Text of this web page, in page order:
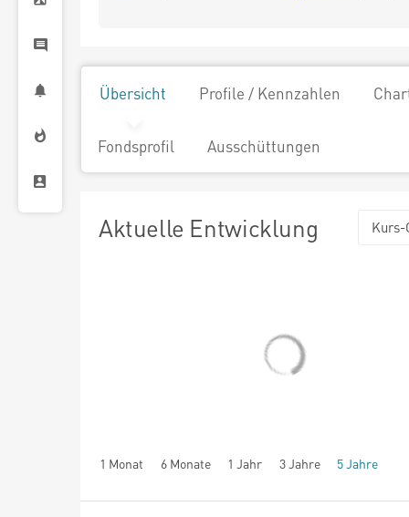
Übersicht Profile / Kennzahlen
Fondsprofil Ausschüttungen
Aktuelle Entwicklung Kurs-
1 Monat 6 Monate 1 Jahr 3 Jahre 5 Jahre
seit Beginn